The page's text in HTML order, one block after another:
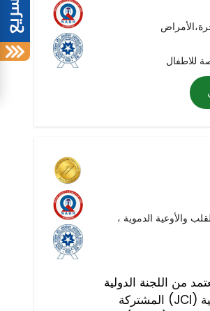
للاطفال
والأوعية الدموية ،
من اللجنة الدولية
المشتركة (JCI) والمجلس الوطني لاعتماد مستشفيات الرعاية الصحية